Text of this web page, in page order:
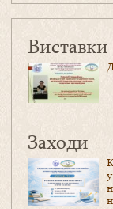
Виставки
Заходи